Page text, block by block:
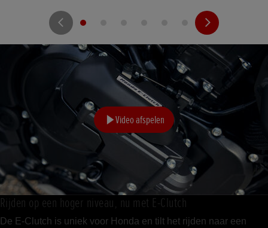
Video afspelen
Rijden op een hoger niveau, nu met E-Clutch
De E-Clutch is uniek voor Honda en tilt het rijden naar een